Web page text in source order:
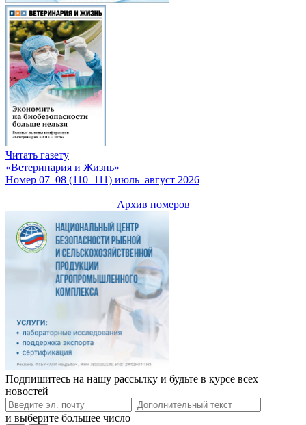
Читать газету
«Ветеринария и Жизнь»
Номер 07–08 (110–111) июль–август 2026
Архив номеров
Подпишитесь на нашу рассылку и будьте в курсе всех
новостей
и выберите большее число